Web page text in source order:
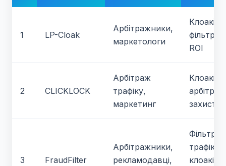
1 LP-Cloak
Арбітражники,
маркетологи
Клоакінг,
ROI
2 CLICKLOCK
Арбітраж
трафіку,
маркетинг
Клоакінг,
захист
3 FraudFilter
Арбітражники,
рекламодавці,
трафіку,
клоакінг,